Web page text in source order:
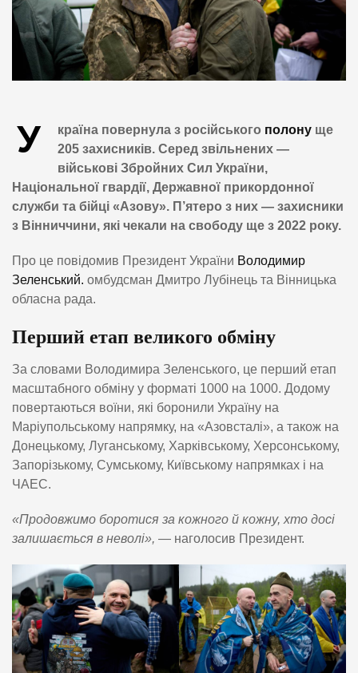
У країна повернула з російського полону ще
205 захисників. Серед звільнених —
військові Збройних Сил України,
Національної гвардії, Державної прикордонної
служби та бійці «Азову». П’ятеро з них — захисники
з Вінниччини, які чекали на свободу ще з 2022 року.
Про це повідомив Президент України Володимир
Зеленський. омбудсман Дмитро Лубінець та Вінницька
обласна рада.
Перший етап великого обміну
За словами Володимира Зеленського, це перший етап
масштабного обміну у форматі 1000 на 1000. Додому
повертаються воїни, які боронили Україну на
Маріупольському напрямку, на «Азовсталі», а також на
Донецькому, Луганському, Харківському, Херсонському,
Запорізькому, Сумському, Київському напрямках і на
ЧАЕС.
«Продовжимо боротися за кожного й кожну, хто досі
залишається в неволі», — наголосив Президент.